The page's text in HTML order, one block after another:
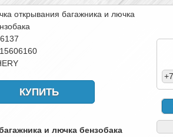
открывания багажника и лючка
КУПИТЬ
и лючка бензобака